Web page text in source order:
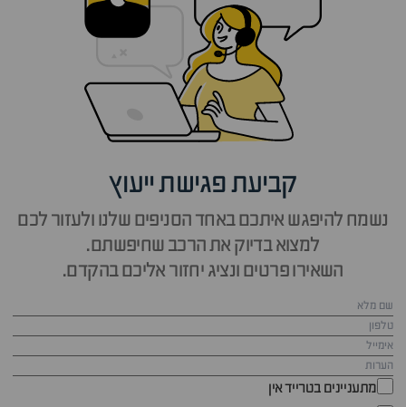
קביעת פגישת ייעוץ
נשמח להיפגש איתכם באחד הסניפים שלנו ולעזור לכם
למצוא בדיוק את הרכב שחיפשתם.
השאירו פרטים ונציג יחזור אליכם בהקדם.
מתעניינים בטרייד אין